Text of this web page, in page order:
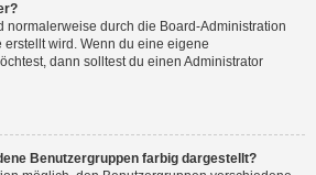
normalerweise durch die Board-Administration
wird. Wenn du eine eigene
dann solltest du einen Administrator
Benutzergruppen farbig dargestellt?